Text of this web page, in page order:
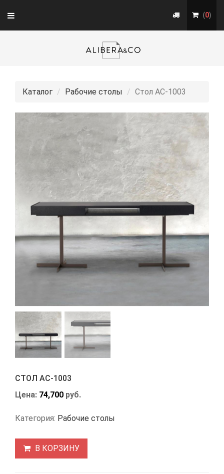
Toggle
navigation
(0)
Каталог Рабочие столы Стол АС-1003
СТОЛ АС-1003
Цена: 74,700 руб.
Категория: Рабочие столы
В КОРЗИНУ